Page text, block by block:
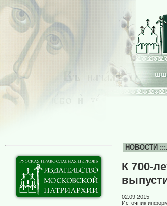
НОВОСТИ
К 700-
02.09.2015
Источник